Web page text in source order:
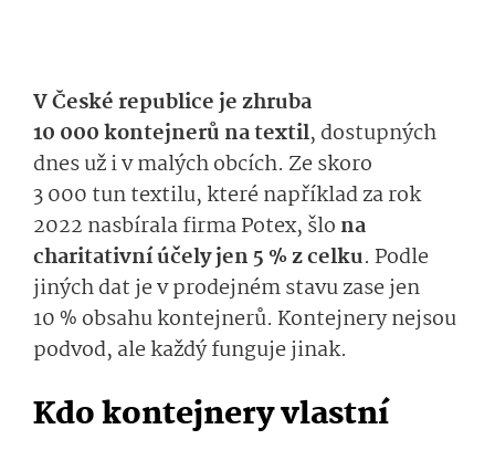
V České republice je zhruba
10 000 kontejnerů na textil, dostupných
dnes už i v malých obcích. Ze skoro
3 000 tun textilu, které například za rok
2022 nasbírala firma Potex, šlo na
charitativní účely jen 5 % z celku. Podle
jiných dat je v prodejném stavu zase jen
10 % obsahu kontejnerů. Kontejnery nejsou
podvod, ale každý funguje jinak.
Kdo kontejnery vlastní